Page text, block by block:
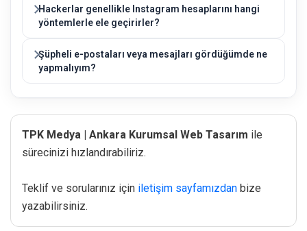
Hackerlar genellikle Instagram hesaplarını hangi
yöntemlerle ele geçirirler?
Şüpheli e-postaları veya mesajları gördüğümde ne
yapmalıyım?
TPK Medya | Ankara Kurumsal Web Tasarım ile
sürecinizi hızlandırabiliriz.
Teklif ve sorularınız için iletişim sayfamızdan bize
yazabilirsiniz.